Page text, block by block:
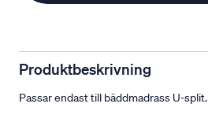
Produktbeskrivning
Passar endast till bäddmadrass U-split.